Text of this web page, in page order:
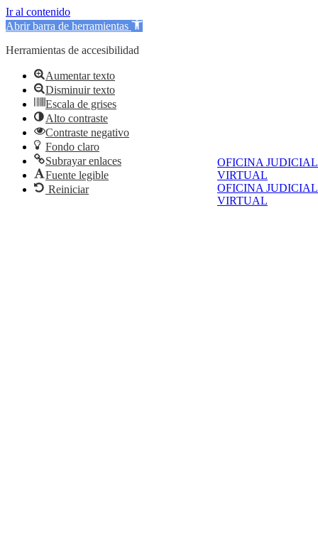
OFICINA JUDICIAL
VIRTUAL
OFICINA JUDICIAL
VIRTUAL
Ir al contenido
Abrir barra de herramientas
Herramientas de accesibilidad
Aumentar texto
Disminuir texto
Escala de grises
Alto contraste
Contraste negativo
Fondo claro
Subrayar enlaces
Fuente legible
Reiniciar